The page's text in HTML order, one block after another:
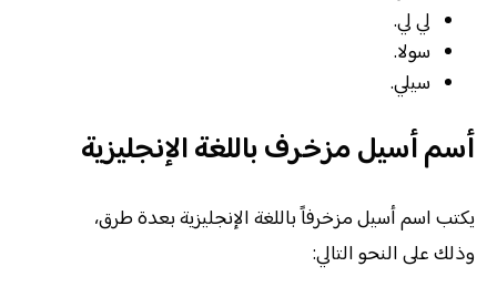
لي لي.
سولا.
سيلي.
أسم أسيل مزخرف باللغة الإنجليزية
يكتب اسم أسيل مزخرفاً باللغة الإنجليزية بعدة طرق،
وذلك على النحو التالي: